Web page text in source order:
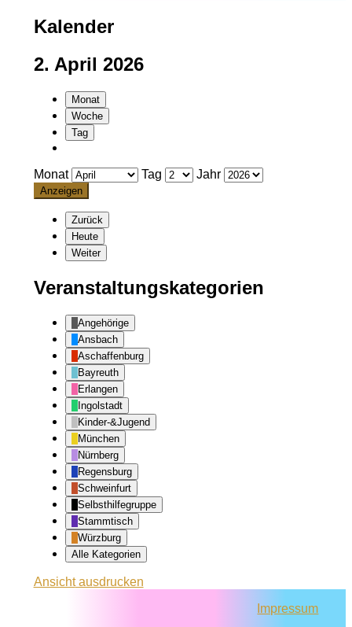
Kalender
2. April 2026
Monat
Woche
Tag
Monat Tag Jahr
Zurück
Heute
Weiter
Veranstaltungskategorien
Angehörige
Ansbach
Aschaffenburg
Bayreuth
Erlangen
Ingolstadt
Kinder-&Jugend
München
Nürnberg
Regensburg
Schweinfurt
Selbsthilfegruppe
Stammtisch
Würzburg
Alle Kategorien
Ansichtausdrucken
Impressum